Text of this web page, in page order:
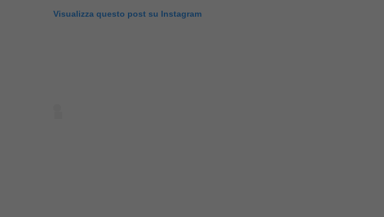
Visualizza questo post su Instagram